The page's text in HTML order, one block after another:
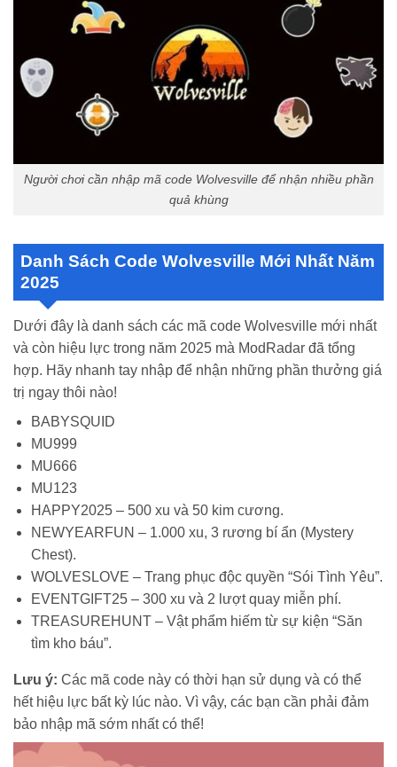
Người chơi cần nhập mã code Wolvesville để nhận nhiều phần
quả khùng
Danh Sách Code Wolvesville Mới Nhất Năm
2025
Dưới đây là danh sách các mã code Wolvesville mới nhất
và còn hiệu lực trong năm 2025 mà ModRadar đã tổng
hợp. Hãy nhanh tay nhập để nhận những phần thưởng giá
trị ngay thôi nào!
BABYSQUID
MU999
MU666
MU123
HAPPY2025 – 500 xu và 50 kim cương.
NEWYEARFUN – 1.000 xu, 3 rương bí ẩn (Mystery
Chest).
WOLVESLOVE – Trang phục độc quyền “Sói Tình Yêu”.
EVENTGIFT25 – 300 xu và 2 lượt quay miễn phí.
TREASUREHUNT – Vật phẩm hiếm từ sự kiện “Săn
tìm kho báu”.
Lưu ý: Các mã code này có thời hạn sử dụng và có thể
hết hiệu lực bất kỳ lúc nào. Vì vậy, các bạn cần phải đảm
bảo nhập mã sớm nhất có thể!